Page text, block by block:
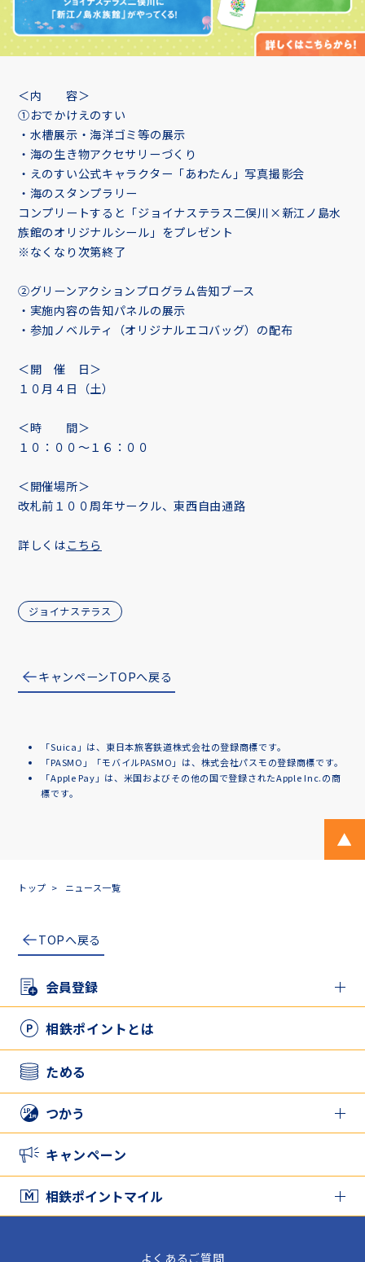
＜内 容＞
①おでかけえのすい
・水槽展示・海洋ゴミ等の展示
・海の生き物アクセサリーづくり
・えのすい公式キャラクター「あわたん」写真撮影会
・海のスタンプラリー
コンプリートすると「ジョイナステラス二俣川×新江ノ島水
族館のオリジナルシール」をプレゼント
※なくなり次第終了
②グリーンアクションプログラム告知ブース
・実施内容の告知パネルの展示
・参加ノベルティ（オリジナルエコバッグ）の配布
＜開 催 日＞
１０月４日（土）
＜時 間＞
１０：００～１６：００
＜開催場所＞
改札前１００周年サークル、東西自由通路
詳しくはこちら
ジョイナステラス
キャンペーンTOPへ戻る
「Suica」は、東日本旅客鉄道株式会社の登録商標です。
「PASMO」「モバイルPASMO」は、株式会社パスモの登録商標です。
「Apple Pay」は、米国およびその他の国で登録されたApple Inc.の商
標です。
トップ ニュース一覧
TOPへ戻る
会員登録
新規登録の方
アプリとカードを併用したい方
相鉄ポイントとは
ためる
つかう
相鉄ポイントをつかう
家族と相鉄ポイントをシェアする
キャンペーン
相鉄ポイントマイル
よくあるご質問